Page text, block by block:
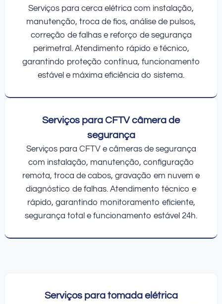
Serviços para cerca elétrica com instalação,
manutenção, troca de fios, análise de pulsos,
correção de falhas e reforço de segurança
perimetral. Atendimento rápido e técnico,
garantindo proteção contínua, funcionamento
estável e máxima eficiência do sistema.
Serviços para CFTV câmera de
segurança
Serviços para CFTV e câmeras de segurança
com instalação, manutenção, configuração
remota, troca de cabos, gravação em nuvem e
diagnóstico de falhas. Atendimento técnico e
rápido, garantindo monitoramento eficiente,
segurança total e funcionamento estável 24h.
Serviços para tomada elétrica